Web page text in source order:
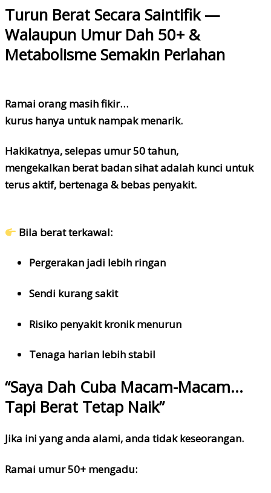
Turun Berat Secara Saintifik —
Walaupun Umur Dah 50+ &
Metabolisme Semakin Perlahan
Ramai orang masih fikir…
kurus hanya untuk nampak menarik.
Hakikatnya, selepas umur 50 tahun,
mengekalkan berat badan sihat adalah kunci untuk
terus aktif, bertenaga & bebas penyakit.
Bila berat terkawal:
Pergerakan jadi lebih ringan
Sendi kurang sakit
Risiko penyakit kronik menurun
Tenaga harian lebih stabil
“Saya Dah Cuba Macam-Macam…
Tapi Berat Tetap Naik”
Jika ini yang anda alami, anda tidak keseorangan.
Ramai umur 50+ mengadu: